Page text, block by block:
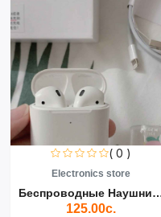
( 0 )
Electronics store
Беспроводные
125.00с.